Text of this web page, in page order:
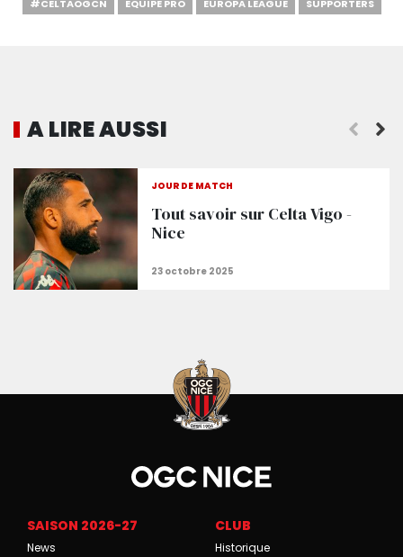
#CELTAOGCN EQUIPE PRO EUROPA LEAGUE SUPPORTERS
A LIRE AUSSI
JOUR DE MATCH
Tout savoir sur Celta Vigo -
Nice
SAISON 2026-27
News
CLUB
Historique